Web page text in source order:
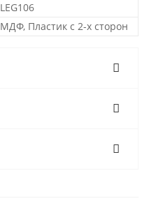
LEG106
МДФ, Пластик с 2-х сторон